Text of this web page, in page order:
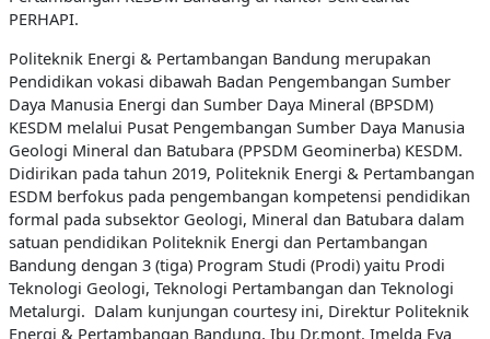
PERHAPI.
Politeknik Energi & Pertambangan Bandung merupakan
Pendidikan vokasi dibawah Badan Pengembangan Sumber
Daya Manusia Energi dan Sumber Daya Mineral (BPSDM)
KESDM melalui Pusat Pengembangan Sumber Daya Manusia
Geologi Mineral dan Batubara (PPSDM Geominerba) KESDM.
Didirikan pada tahun 2019, Politeknik Energi & Pertambangan
ESDM berfokus pada pengembangan kompetensi pendidikan
formal pada subsektor Geologi, Mineral dan Batubara dalam
satuan pendidikan Politeknik Energi dan Pertambangan
Bandung dengan 3 (tiga) Program Studi (Prodi) yaitu Prodi
Teknologi Geologi, Teknologi Pertambangan dan Teknologi
Metalurgi. Dalam kunjungan courtesy ini, Direktur Politeknik
Energi & Pertambangan Bandung, Ibu Dr.mont. Imelda Eva